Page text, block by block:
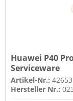
Huawei P40
Serviceware
Artikel-Nr.:42653
Hersteller Nr.: